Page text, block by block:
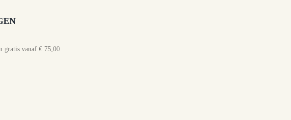
gratis vanaf € 75,00